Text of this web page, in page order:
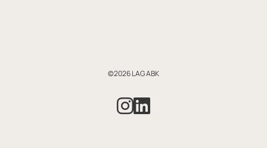
©2026 LAG ABK